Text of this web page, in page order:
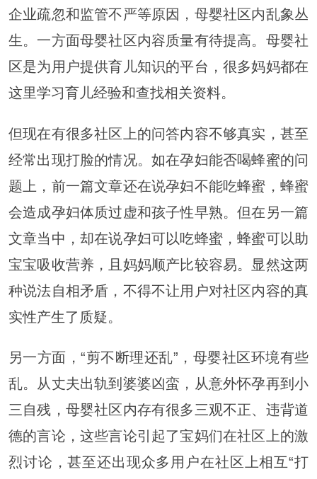
企业疏忽和监管不严等原因，母婴社区内乱象丛
生。一方面母婴社区内容质量有待提高。母婴社
区是为用户提供育儿知识的平台，很多妈妈都在
这里学习育儿经验和查找相关资料。
但现在有很多社区上的问答内容不够真实，甚至
经常出现打脸的情况。如在孕妇能否喝蜂蜜的问
题上，前一篇文章还在说孕妇不能吃蜂蜜，蜂蜜
会造成孕妇体质过虚和孩子性早熟。但在另一篇
文章当中，却在说孕妇可以吃蜂蜜，蜂蜜可以助
宝宝吸收营养，且妈妈顺产比较容易。显然这两
种说法自相矛盾，不得不让用户对社区内容的真
实性产生了质疑。
另一方面，“剪不断理还乱”，母婴社区环境有些
乱。从丈夫出轨到婆婆凶蛮，从意外怀孕再到小
三自残，母婴社区内存有很多三观不正、违背道
德的言论，这些言论引起了宝妈们在社区上的激
烈讨论，甚至还出现众多用户在社区上相互“打